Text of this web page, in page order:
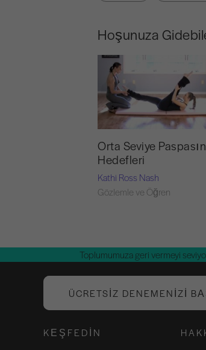
Hoşunuza
Orta Seviye Paspasın
Hedefleri
Kathi Ross Nash
Gözlemle ve Öğren
Toplumumuza geri vermeyi
ÜCRETSIZ DENEMENIZI
KEŞFEDIN